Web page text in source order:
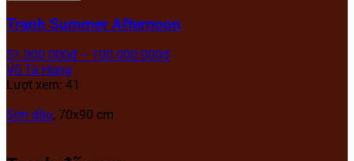
Tranh Summer Afternoon
51.000.000₫ – 100.000.000₫
Võ Tá Hùng
Lượt xem: 41
Sơn dầu, 70x90 cm